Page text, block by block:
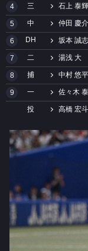
4 三 石上 泰輝
5 中 仲田 慶介
6 DH 坂本 誠
7 二 湯浅 大
8 捕 中村 悠平
9 一 佐々木 泰
投 高橋 宏斗